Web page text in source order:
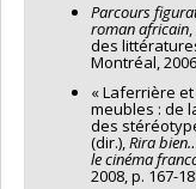
Parcours
roman africain
des
Montréal,
« Laferrière
meubles : de
des
(dir.),Rira
le cinéma
2008, p. 167-